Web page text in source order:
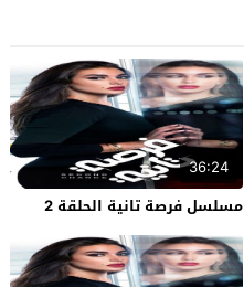
36:24
مسلسل فرصة تانية الحلقة 2